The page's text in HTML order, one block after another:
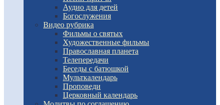
Аудио для детей
Богослужения
Видео рубрика
Фильмы о святых
Художественные фильмы
Православная планета
Телепередачи
Беседы с батюшкой
Мульткалендарь
Проповеди
Церковный календарь